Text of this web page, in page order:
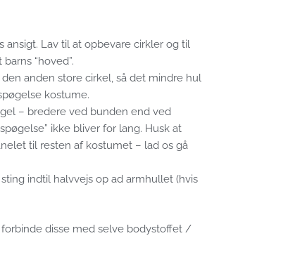
Lav til at opbevare cirkler og til
“hoved”.
anden store cirkel, så det mindre hul
kostume.
– bredere ved bunden end ved
ikke bliver for lang. Husk at
til resten af ​​kostumet – lad os gå
indtil halvvejs op ad armhullet (hvis
disse med selve bodystoffet /